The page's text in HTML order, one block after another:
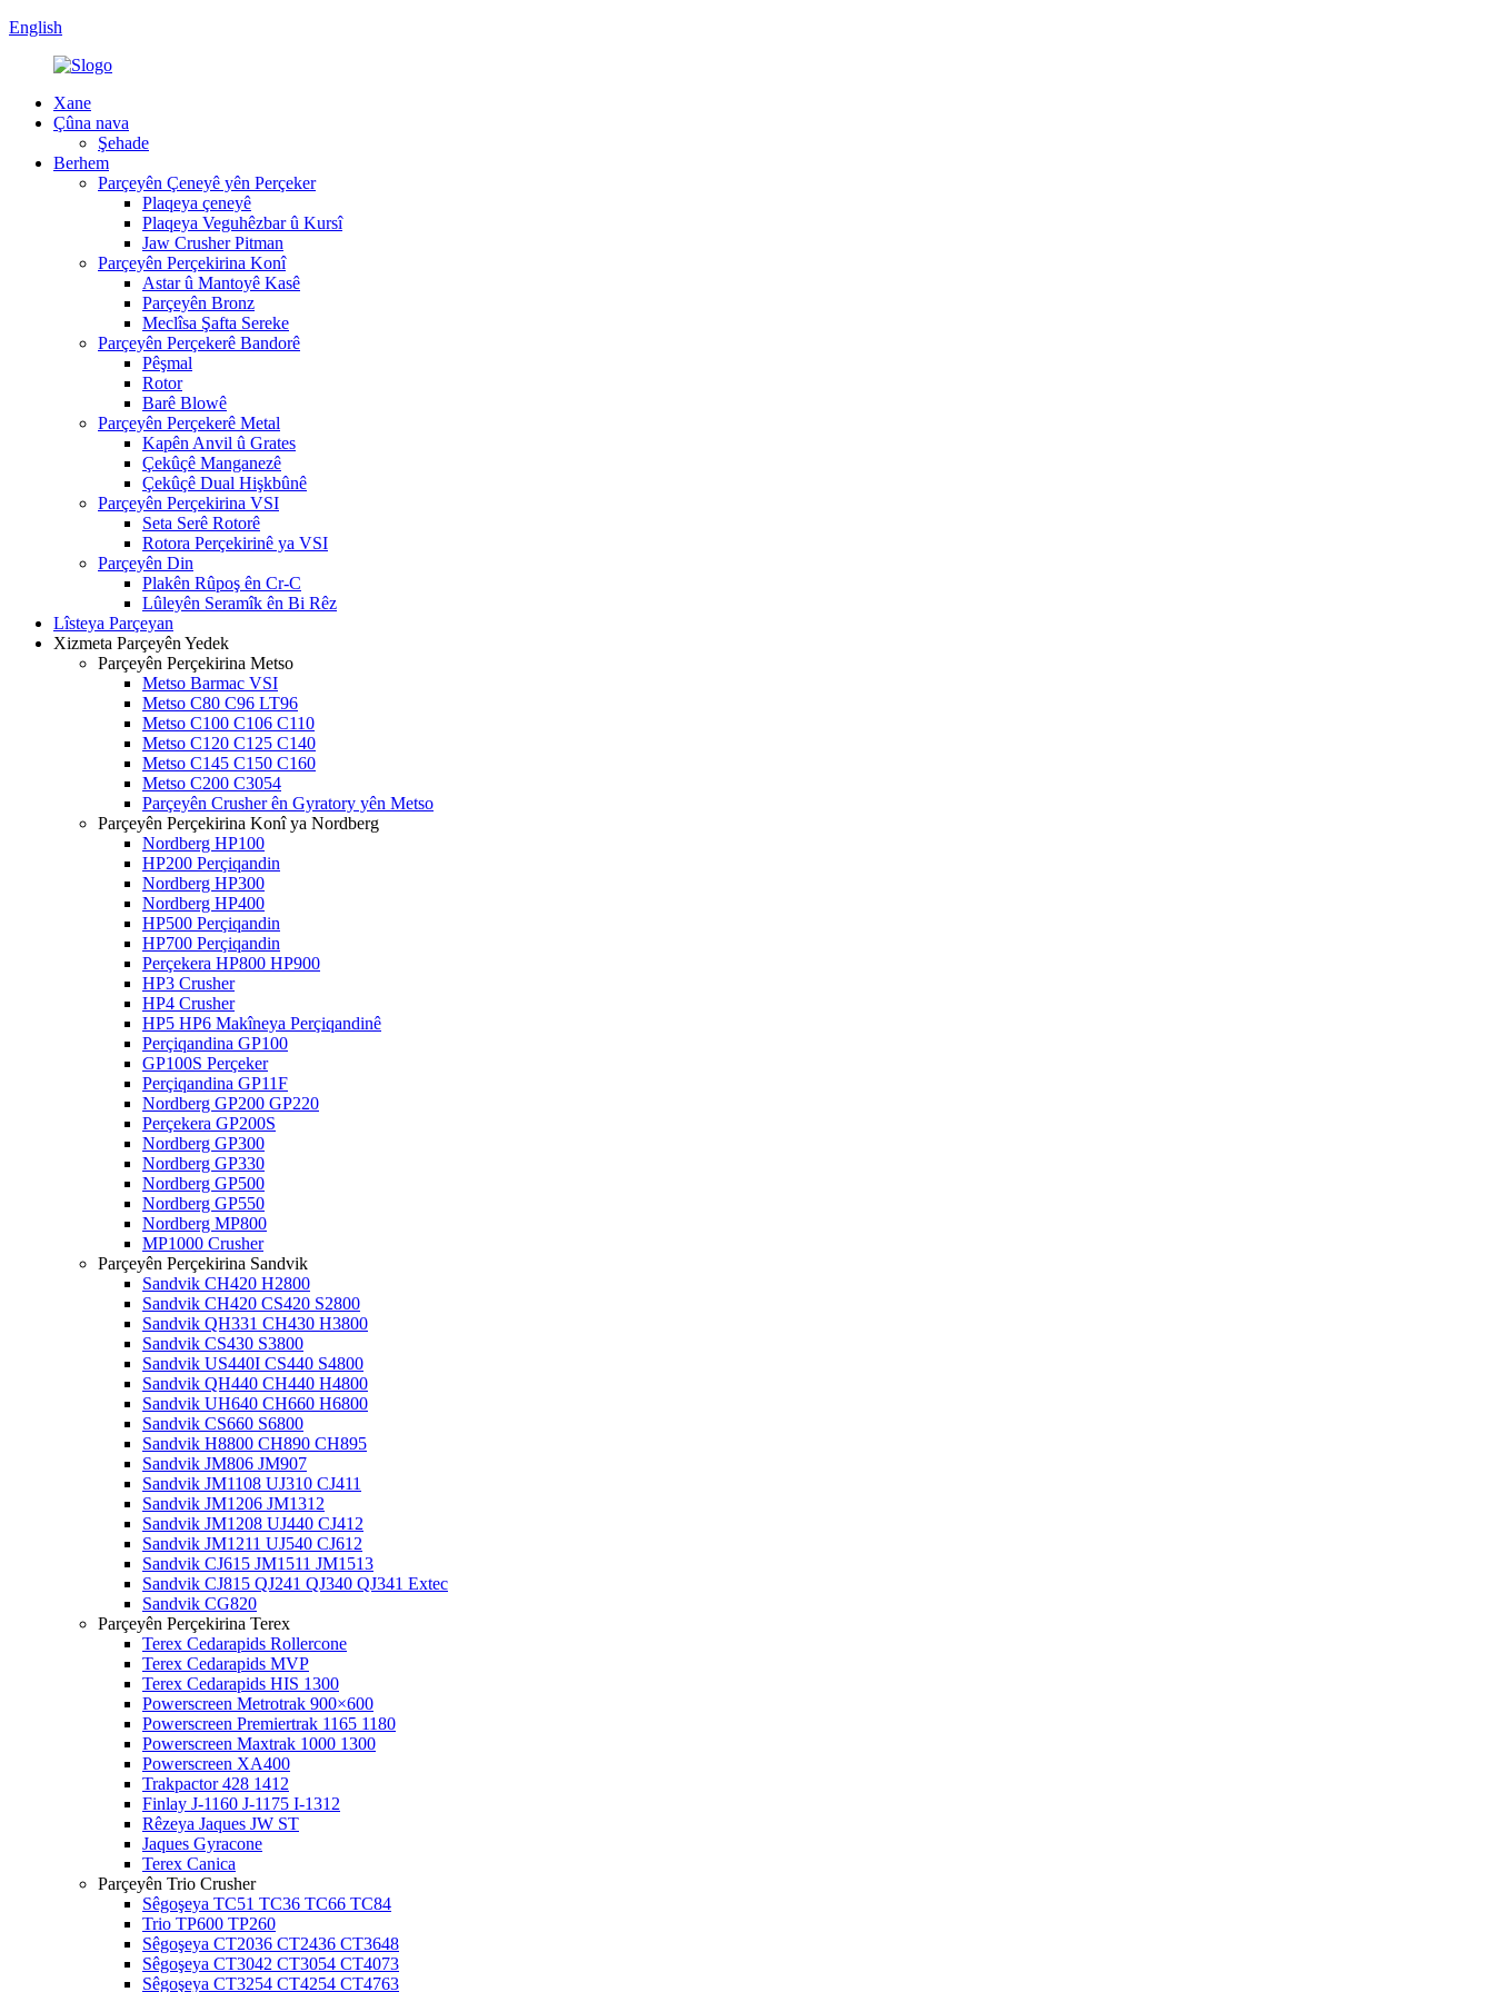
English
Xane
Çûna nava
Şehade
Berhem
Parçeyên Çeneyê yên Perçeker
Plaqeya çeneyê
Plaqeya Veguhêzbar û Kursî
Jaw Crusher Pitman
Parçeyên Perçekirina Konî
Astar û Mantoyê Kasê
Parçeyên Bronz
Meclîsa Şafta Sereke
Parçeyên Perçekerê Bandorê
Pêşmal
Rotor
Barê Blowê
Parçeyên Perçekerê Metal
Kapên Anvil û Grates
Çekûçê Manganezê
Çekûçê Dual Hişkbûnê
Parçeyên Perçekirina VSI
Seta Serê Rotorê
Rotora Perçekirinê ya VSI
Parçeyên Din
Plakên Rûpoş ên Cr-C
Lûleyên Seramîk ên Bi Rêz
Lîsteya Parçeyan
Xizmeta Parçeyên Yedek
Parçeyên Perçekirina Metso
Metso Barmac VSI
Metso C80 C96 LT96
Metso C100 C106 C110
Metso C120 C125 C140
Metso C145 C150 C160
Metso C200 C3054
Parçeyên Crusher ên Gyratory yên Metso
Parçeyên Perçekirina Konî ya Nordberg
Nordberg HP100
HP200 Perçiqandin
Nordberg HP300
Nordberg HP400
HP500 Perçiqandin
HP700 Perçiqandin
Perçekera HP800 HP900
HP3 Crusher
HP4 Crusher
HP5 HP6 Makîneya Perçiqandinê
Perçiqandina GP100
GP100S Perçeker
Perçiqandina GP11F
Nordberg GP200 GP220
Perçekera GP200S
Nordberg GP300
Nordberg GP330
Nordberg GP500
Nordberg GP550
Nordberg MP800
MP1000 Crusher
Parçeyên Perçekirina Sandvik
Sandvik CH420 H2800
Sandvik CH420 CS420 S2800
Sandvik QH331 CH430 H3800
Sandvik CS430 S3800
Sandvik US440I CS440 S4800
Sandvik QH440 CH440 H4800
Sandvik UH640 CH660 H6800
Sandvik CS660 S6800
Sandvik H8800 CH890 CH895
Sandvik JM806 JM907
Sandvik JM1108 UJ310 CJ411
Sandvik JM1206 JM1312
Sandvik JM1208 UJ440 CJ412
Sandvik JM1211 UJ540 CJ612
Sandvik CJ615 JM1511 JM1513
Sandvik CJ815 QJ241 QJ340 QJ341 Extec
Sandvik CG820
Parçeyên Perçekirina Terex
Terex Cedarapids Rollercone
Terex Cedarapids MVP
Terex Cedarapids HIS 1300
Powerscreen Metrotrak 900×600
Powerscreen Premiertrak 1165 1180
Powerscreen Maxtrak 1000 1300
Powerscreen XA400
Trakpactor 428 1412
Finlay J-1160 J-1175 I-1312
Rêzeya Jaques JW ST
Jaques Gyracone
Terex Canica
Parçeyên Trio Crusher
Sêgoşeya TC51 TC36 TC66 TC84
Trio TP600 TP260
Sêgoşeya CT2036 CT2436 CT3648
Sêgoşeya CT3042 CT3054 CT4073
Sêgoşeya CT3254 CT4254 CT4763